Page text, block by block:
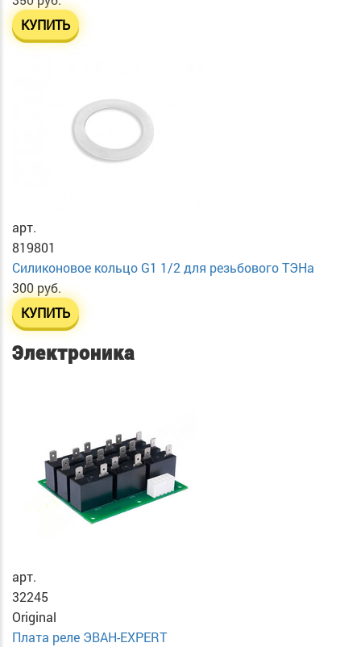
КУПИТЬ
арт.
819801
Силиконовое кольцо G1 1/2 для резьбового ТЭНа
300 руб.
КУПИТЬ
Электроника
арт.
32245
Original
Плата реле ЭВАН-EXPERT